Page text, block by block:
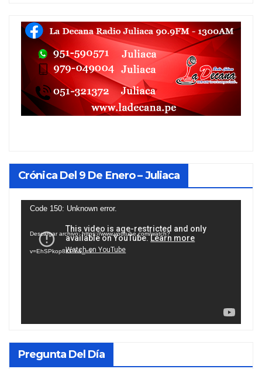
Crónica Del 9 De Enero – Juliaca
Reproductor
vídeo
Code 150: Unknown error.
Descargar archivo: https://www.youtube.com/watch?
v=EhSPkop8KPY&_=1
Pregunta Del Día